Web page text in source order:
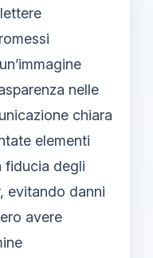
nelle
chiara
elementi
fiducia degli
evitando danni
avere